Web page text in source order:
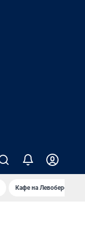
Кафе на Левобережье